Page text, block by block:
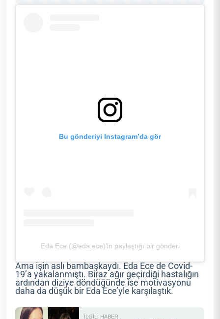
Bu gönderiyi Instagram’da gör
Eda Ece (@eda.ece)’in paylaştığı bir gönderi
Ama işin aslı bambaşkaydı. Eda Ece de Covid-
19’a yakalanmıştı. Biraz ağır geçirdiği hastalığın
ardından diziye döndüğünde ise motivasyonu
daha da düşük bir Eda Ece’yle karşılaştık.